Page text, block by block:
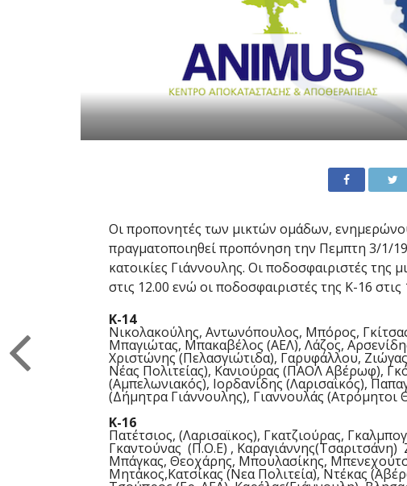
Οι προπονητές των μικτών ομάδων,
πραγματοποιηθεί προπόνηση την Πεμπτη 3/1/
κατοικίες Γιάννουλης. Οι ποδοσφαιριστές της
στις 12.00 ενώ οι ποδοσφαιριστές της Κ-16
Κ-14
Νικολακούλης, Αντωνόπουλος, Μπόρος,
Μπαγιώτας, Μπακαβέλος (ΑΕΛ), Λάζος,
Χριστώνης (Πελασγιώτιδα), Γαρυφάλλου,
Νέας Πολιτείας), Κανιούρας (ΠΑΟΛ Αβέρωφ),
(Αμπελωνιακός), Ιορδανίδης (Λαρισαϊκός),
(Δήμητρα Γιάννουλης), Γιαννουλάς (Ατρόμητοι
Κ-16
Πατέτσιος, (Λαρισαϊκος), Γκατζιούρας,
Γκαντούνας (Π.Ο.Ε) , Καραγιάννης(Τσαριτσάνη)
Μπάγκας, Θεοχάρης, Μπουλασίκης,
Μητάκος,Κατσίκας (Νεα Πολιτεία), Ντέκας